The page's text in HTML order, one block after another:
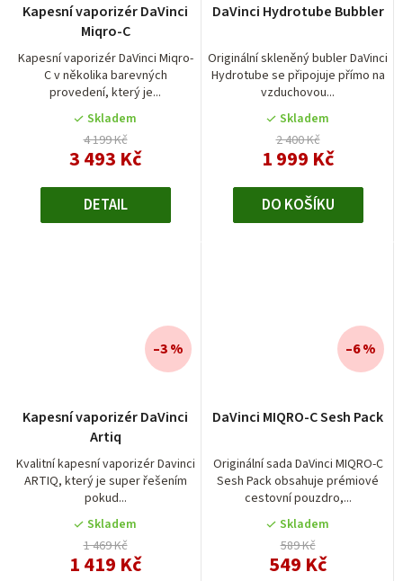
Kapesní vaporizér DaVinci
Miqro-C
Kapesní vaporizér DaVinci Miqro-
C v několika barevných
provedení, který je...
Skladem
4 199 Kč
3 493 Kč
DETAIL
DaVinci Hydrotube Bubbler
Originální skleněný bubler DaVinci
Hydrotube se připojuje přímo na
vzduchovou...
Skladem
2 400 Kč
1 999 Kč
DO KOŠÍKU
Kapesní vaporizér DaVinci
Artiq
Kvalitní kapesní vaporizér Davinci
ARTIQ, který je super řešením
pokud...
Skladem
1 469 Kč
1 419 Kč
–3 %
DaVinci MIQRO-C Sesh Pack
Originální sada DaVinci MIQRO-C
Sesh Pack obsahuje prémiové
cestovní pouzdro,...
Skladem
589 Kč
549 Kč
–6 %